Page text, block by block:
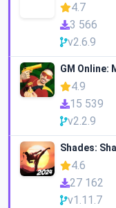
4.7
3 566
v2.6.9
GM Online:
4.9
15 539
v2.2.9
Shades:
4.6
27 162
v1.11.7